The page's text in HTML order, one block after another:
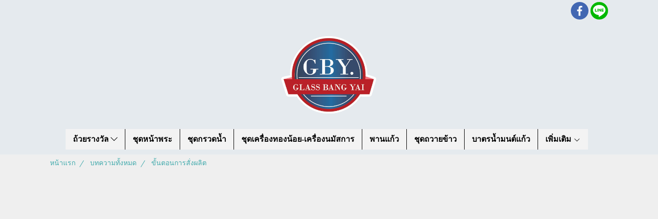
ถ้วยรางวัล ชุดหน้าพระ ชุดกรวดน้ำ ชุดเครื่องทองน้อย-เครื่องนมัสการ พานแก้ว ชุดถวายข้าว บาตรน้ำมนต์แก้ว เพิ่มเติม
หน้าแรก บทความทั้งหมด ขั้นตอนการสั่งผลิต